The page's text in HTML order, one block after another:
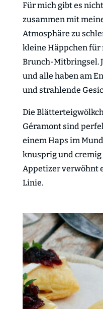
Für mich gibt es
zusammen mit
Atmosphäre zu
kleine Häppchen für
Brunch-Mitbringsel.
und alle haben am
und strahlende
Die
Géramont sind
einem Haps im
knusprig und
Appetizer verwöhnt
Linie.